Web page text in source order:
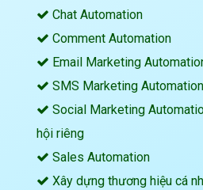
Chat Automation
Comment Automation
Email Marketing
SMS Marketing Automation
Social Marketing
hội riêng
Sales Automation
Xây dựng thương hiệu cá